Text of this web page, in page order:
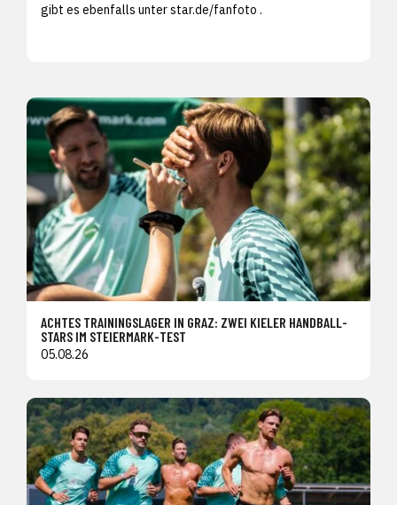
gibt es ebenfalls unterstar.de/fanfoto .
ACHTES TRAININGSLAGER IN GRAZ: ZWEI KIELER HANDBALL-
STARS IM STEIERMARK-TEST
05.08.26